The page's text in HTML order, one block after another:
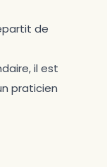
de
il est
praticien